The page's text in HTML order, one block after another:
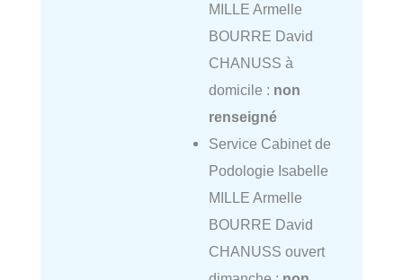
MILLE Armelle
BOURRE David
CHANUSS à
domicile : non
renseigné
Service Cabinet de
Podologie Isabelle
MILLE Armelle
BOURRE David
CHANUSS ouvert